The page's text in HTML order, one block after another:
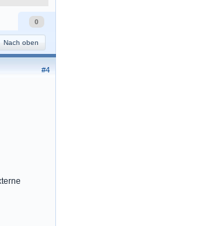
0
Nach oben
#4